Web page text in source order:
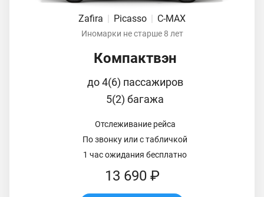
Zafira | Picasso | C-MAX
Иномарки не старше 8 лет
Компактвэн
до 4(6) пассажиров
5(2) багажа
Отслеживание рейса
По звонку или с табличкой
1 час ожидания бесплатно
13 690 ₽